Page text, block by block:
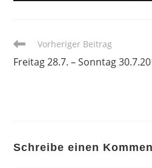
Weitere
ansehen
Vorheriger Beitrag
Freitag 28.7. – Sonntag
Schreibe einen